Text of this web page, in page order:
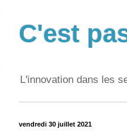
C'est
L'innovation dans les
vendredi 30 juillet 2021